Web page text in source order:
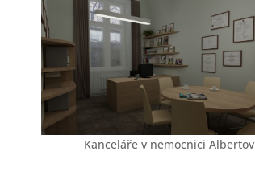
Kanceláře v nemocnici Albertov